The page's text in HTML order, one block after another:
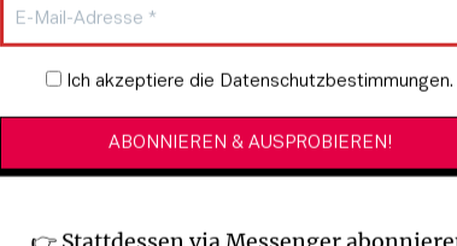
Newsletter-Anmeldung
Ich akzeptiere die Datenschutzbestimmungen.